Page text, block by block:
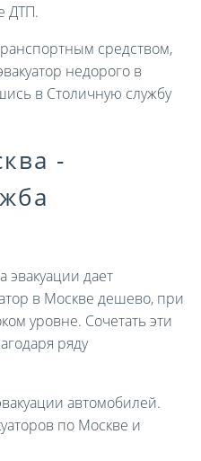
ДТП.
средством,
недорого в
в Столичную службу
-
эвакуации дает
в Москве дешево, при
уровне. Сочетать эти
ряду
автомобилей.
по Москве и